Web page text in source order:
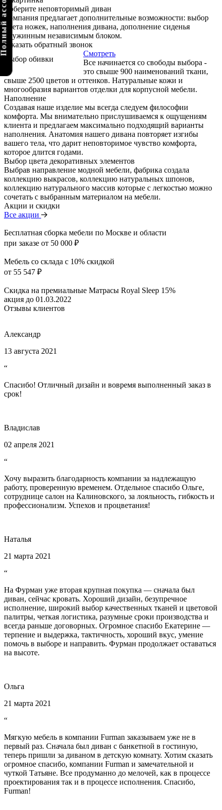
Соберите неповторимый диван
Компания предлагает дополнительные возможности: выбор
цвета ножек, наполнения дивана, дополнение сиденья
пружинным независимым блоком.
Заказать обратный звонок
Выбор обивки
Смотреть
Все начинается со свободы выбора -
это свыше 900 наименований ткани,
свыше 2500 цветов и оттенков. Натуральные кожи и
многообразия вариантов отделки для корпусной мебели.
Наполнение
Создавая наше изделие мы всегда следуем философии
комфорта. Мы внимательно прислушиваемся к ощущениям
клиента и предлагаем максимально подходящий варианты
наполнения. Анатомия нашего дивана повторяет изгибы
вашего тела, что дарит неповторимое чувство комфорта,
которое длится годами.
Выбор цвета декоративных элементов
Выбрав направление модной мебели, фабрика создала
коллекцию выкрасов, коллекцию натуральных шпонов,
коллекцию натурального массив которые с легкостью можно
сочетать с выбранным материалом на мебели.
Акции и скидки
Все акции
Бесплатная сборка мебели по Москве и области
при заказе от 50 000 ₽
Мебель со склада с 10% скидкой
от 55 547 ₽
Скидка на премиальные Матрасы Royal Sleep 15%
акция до 01.03.2022
Отзывы клиентов
Александр
13 августа 2021
“
Спасибо! Отличный дизайн и вовремя выполненный заказ в
срок!
Владислав
02 апреля 2021
“
Хочу выразить благодарность компании за надлежащую
работу, проверенную временем. Отдельное спасибо Ольге,
сотруднице салон на Калиновского, за лояльность, гибкость и
профессионализм. Успехов и процветания!
Наталья
21 марта 2021
“
На Фурман уже вторая крупная покупка — сначала был
диван, сейчас кровать. Хороший дизайн, безупречное
исполнение, широкий выбор качественных тканей и цветовой
палитры, четкая логистика, разумные сроки производства и
всегда раньше договорных. Огромное спасибо Екатерине —
терпение и выдержка, тактичность, хороший вкус, умение
помочь в выборе и направить. Фурман продолжает оставаться
на высоте.
Ольга
21 марта 2021
“
Мягкую мебель в компании Furman заказываем уже не в
первый раз. Сначала был диван с банкетной в гостиную,
теперь пришли за диваном в детскую комнату. Хотим сказать
огромное спасибо, компании Furman и замечательной и
чуткой Татьяне. Все продуманно до мелочей, как в процессе
проектирования так и в процессе исполнения. Спасибо,
Furman!